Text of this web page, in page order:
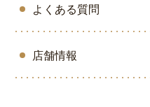
よくある質問
店舗情報